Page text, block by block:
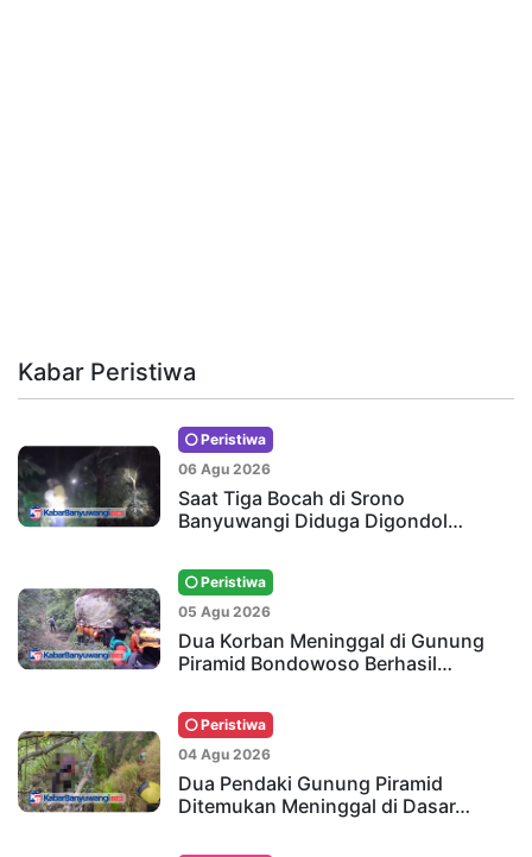
Kabar Peristiwa
Peristiwa
06 Agu 2026
Saat Tiga Bocah di Srono
Banyuwangi Diduga Digondol…
Peristiwa
05 Agu 2026
Dua Korban Meninggal di Gunung
Piramid Bondowoso Berhasil…
Peristiwa
04 Agu 2026
Dua Pendaki Gunung Piramid
Ditemukan Meninggal di Dasar…